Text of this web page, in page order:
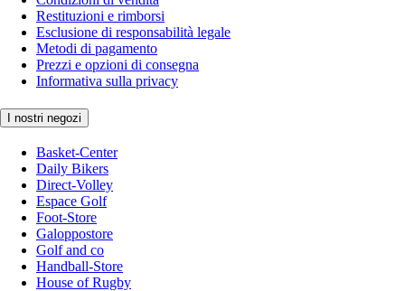
Restituzioni e rimborsi
Esclusione di responsabilità legale
Metodi di pagamento
Prezzi e opzioni di consegna
Informativa sulla privacy
I nostri negozi
Basket-Center
Daily Bikers
Direct-Volley
Espace Golf
Foot-Store
Galoppostore
Golf and co
Handball-Store
House of Rugby